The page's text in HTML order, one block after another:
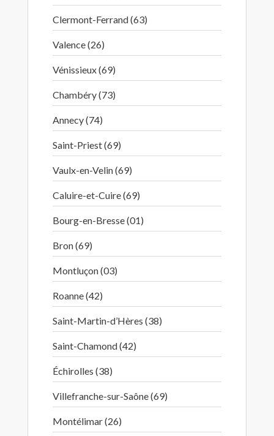
Clermont-Ferrand (63)
Valence (26)
Vénissieux (69)
Chambéry (73)
Annecy (74)
Saint-Priest (69)
Vaulx-en-Velin (69)
Caluire-et-Cuire (69)
Bourg-en-Bresse (01)
Bron (69)
Montluçon (03)
Roanne (42)
Saint-Martin-d’Hères (38)
Saint-Chamond (42)
Échirolles (38)
Villefranche-sur-Saône (69)
Montélimar (26)